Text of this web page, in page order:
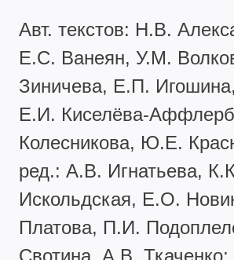
Авт. текстов: Н.В.
Е.С. Ванеян, У.М.
Зиничева, Е.П.
Е.И. Киселёва-
Колесникова, Ю.Е.
ред.: А.В. Игнатьева,
Искольдская, Е.О.
Платова, П.И.
Свотина, А.В. Ткаченко;